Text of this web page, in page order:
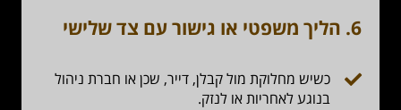
6. הליך משפטי או גישור עם צד שלישי
כשיש מחלוקת מול קבלן, דייר, שכן או חברת ניהול
בנוגע לאחריות או לנזק.